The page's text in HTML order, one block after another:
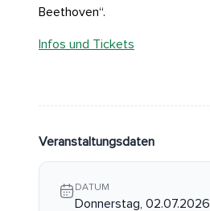
Beethoven“.
Infos und Tickets
Veranstaltungsdaten
DATUM
Donnerstag, 02.07.2026